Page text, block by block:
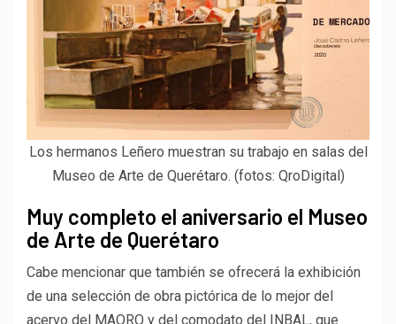
Los hermanos Leñero muestran su trabajo en salas del
Museo de Arte de Querétaro. (fotos: QroDigital)
Muy completo el aniversario el Museo
de Arte de Querétaro
Cabe mencionar que también se ofrecerá la exhibición
de una selección de obra pictórica de lo mejor del
acervo del MAQRO y del comodato del INBAL, que